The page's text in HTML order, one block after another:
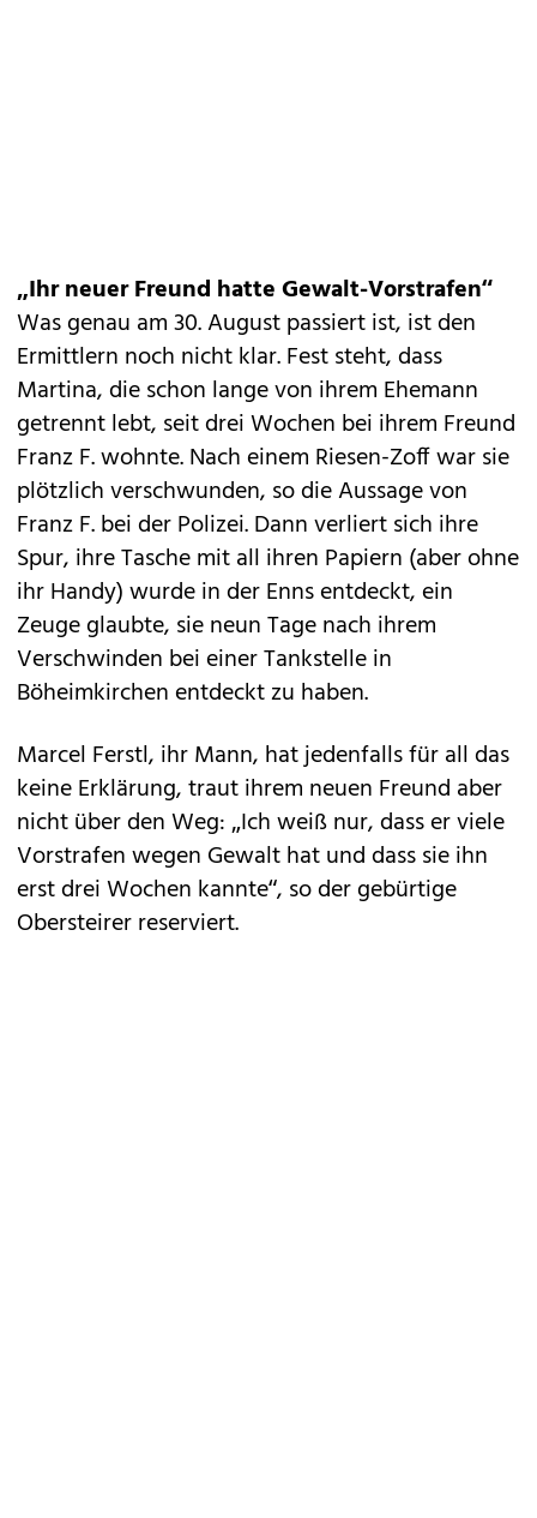
„Ihr neuer Freund hatte Gewalt-Vorstrafen“
Was genau am 30. August passiert ist, ist den
Ermittlern noch nicht klar. Fest steht, dass
Martina, die schon lange von ihrem Ehemann
getrennt lebt, seit drei Wochen bei ihrem Freund
Franz F. wohnte. Nach einem Riesen-Zoff war sie
plötzlich verschwunden, so die Aussage von
Franz F. bei der Polizei. Dann verliert sich ihre
Spur, ihre Tasche mit all ihren Papiern (aber ohne
ihr Handy) wurde in der Enns entdeckt, ein
Zeuge glaubte, sie neun Tage nach ihrem
Verschwinden bei einer Tankstelle in
Böheimkirchen entdeckt zu haben.
Marcel Ferstl, ihr Mann, hat jedenfalls für all das
keine Erklärung, traut ihrem neuen Freund aber
nicht über den Weg: „Ich weiß nur, dass er viele
Vorstrafen wegen Gewalt hat und dass sie ihn
erst drei Wochen kannte“, so der gebürtige
Obersteirer reserviert.